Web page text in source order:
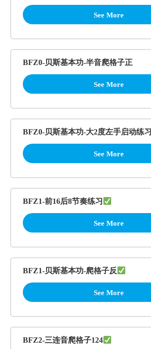
See More
BFZ0-贝斯基本功-半音爬格子正
See More
BFZ0-贝斯基本功-大2度左手启动练习
See More
BFZ1-前16后8节奏练习
See More
BFZ1-贝斯基本功-爬格子反
See More
BFZ2-三连音爬格子124